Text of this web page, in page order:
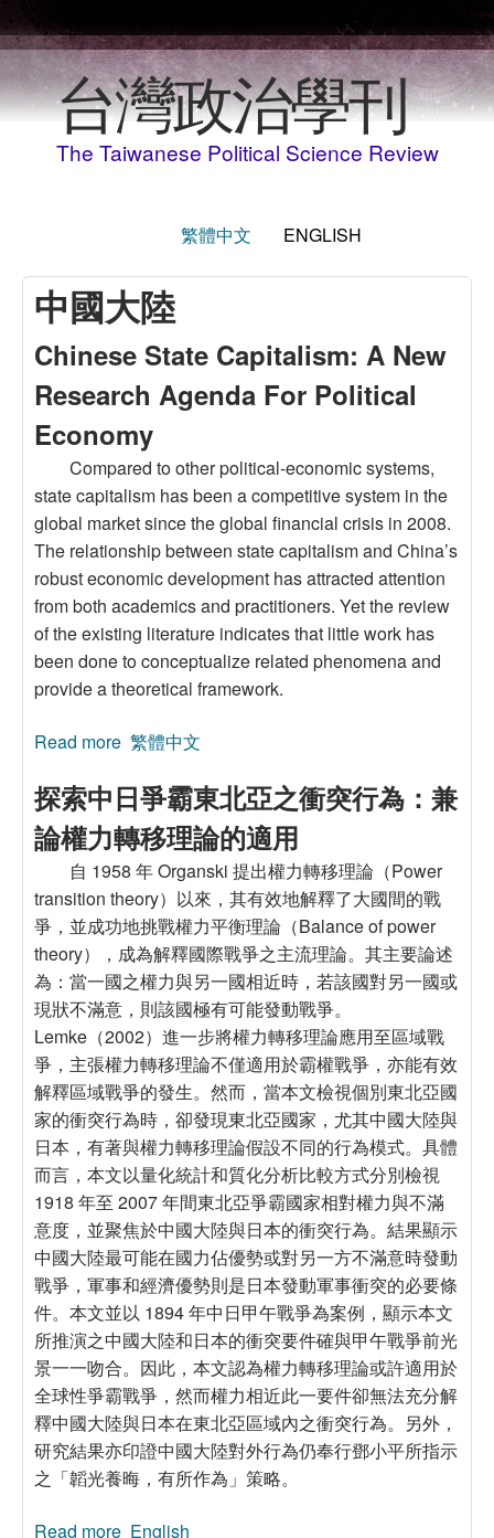
台灣政治學刊
The Taiwanese Political Science Review
繁體中文 ENGLISH
中國大陸
Chinese State Capitalism: A New
Research Agenda For Political
Economy
Compared to other political-economic systems,
state capitalism has been a competitive system in the
global market since the global financial crisis in 2008.
The relationship between state capitalism and China’s
robust economic development has attracted attention
from both academics and practitioners. Yet the review
of the existing literature indicates that little work has
been done to conceptualize related phenomena and
provide a theoretical framework.
Read more about Chinese State Capitalism: A New
繁體中文
探索中日爭霸東北亞之衝突行為：兼
論權力轉移理論的適用
自 1958 年 Organski 提出權力轉移理論（Power
transition theory）以來，其有效地解釋了大國間的戰
爭，並成功地挑戰權力平衡理論（Balance of power
theory），成為解釋國際戰爭之主流理論。其主要論述
為：當一國之權力與另一國相近時，若該國對另一國或
現狀不滿意，則該國極有可能發動戰爭。
Lemke（2002）進一步將權力轉移理論應用至區域戰
爭，主張權力轉移理論不僅適用於霸權戰爭，亦能有效
解釋區域戰爭的發生。然而，當本文檢視個別東北亞國
家的衝突行為時，卻發現東北亞國家，尤其中國大陸與
日本，有著與權力轉移理論假設不同的行為模式。具體
而言，本文以量化統計和質化分析比較方式分別檢視
1918 年至 2007 年間東北亞爭霸國家相對權力與不滿
意度，並聚焦於中國大陸與日本的衝突行為。結果顯示
中國大陸最可能在國力佔優勢或對另一方不滿意時發動
戰爭，軍事和經濟優勢則是日本發動軍事衝突的必要條
件。本文並以 1894 年中日甲午戰爭為案例，顯示本文
所推演之中國大陸和日本的衝突要件確與甲午戰爭前光
景一一吻合。因此，本文認為權力轉移理論或許適用於
全球性爭霸戰爭，然而權力相近此一要件卻無法充分解
釋中國大陸與日本在東北亞區域內之衝突行為。另外，
研究結果亦印證中國大陸對外行為仍奉行鄧小平所指示
之「韜光養晦，有所作為」策略。
Read more about 探索中日爭霸東北亞之衝突行為：兼論權
English